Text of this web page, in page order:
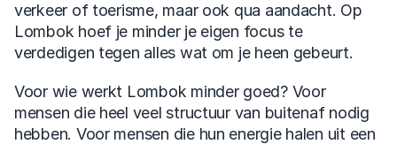
verkeer of toerisme, maar ook qua aandacht. Op
Lombok hoef je minder je eigen focus te
verdedigen tegen alles wat om je heen gebeurt.
Voor wie werkt Lombok minder goed? Voor
mensen die heel veel structuur van buitenaf nodig
hebben. Voor mensen die hun energie halen uit een